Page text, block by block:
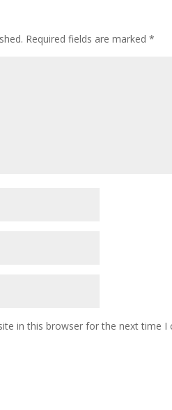
Required fields are marked*
in this browser for the next time I